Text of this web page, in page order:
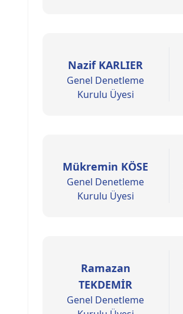
Nazif KARLIER
Genel Denetleme
Kurulu Üyesi
Mükremin KÖSE
Genel Denetleme
Kurulu Üyesi
Ramazan
TEKDEMİR
Genel Denetleme